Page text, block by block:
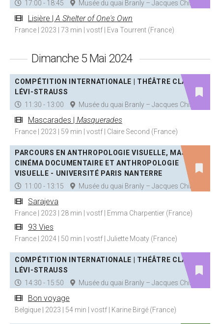
17:00 - 18:45 Musée du quai Branly – Jacques Chirac
Lisière |A Shelter of One's Own
France | 2023 | 73 min | vostf | Eva Tourrent (France)
Dimanche 5 Mai 2024
COMPÉTITION INTERNATIONALE | THÉÂTRE CLAUDE
LÉVI-STRAUSS
11:30 - 13:00
Musée du quai Branly – Jacques Chirac
Mascarades | Masquerades
France | 2023 | 59 min | vostf | Claire Second (France)
PARCOURS EN ANTHROPOLOGIE VISUELLE, MASTER
CINÉMA DOCUMENTAIRE ET ANTHROPOLOGIE
VISUELLE - UNIVERSITÉ PARIS NANTERRE
11:00 - 13:15
Musée du quai Branly – Jacques Chirac
Sarajeva
France | 2023 | 28 min | vostf | Emma Charpentier (France)
93 Vies
France | 2024 | 50 min | vostf | Juliette Moaty (France)
COMPÉTITION INTERNATIONALE | THÉÂTRE CLAUDE
LÉVI-STRAUSS
14:30 - 15:50
Musée du quai Branly – Jacques Chirac
Bon voyage
Belgique | 2023 | 54 min | vostf | Karine Birgé (France)